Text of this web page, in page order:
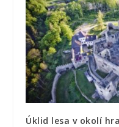
Úklid lesa v okolí